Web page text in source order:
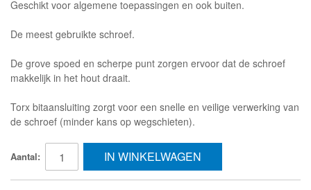
Geschikt voor algemene toepassingen en ook buiten.
De meest gebruikte schroef.
De grove spoed en scherpe punt zorgen ervoor dat de schroef
makkelijk in het hout draait.
Torx bitaansluiting zorgt voor een snelle en veilige verwerking van
de schroef (minder kans op wegschieten).
Aantal: IN WINKELWAGEN